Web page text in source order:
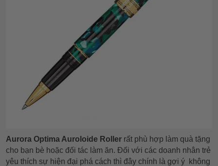
Aurora Optima Auroloide Roller rất phù hợp làm quà tặng
cho bạn bè hoặc đối tác làm ăn. Đối với các doanh nhân trẻ
yêu thích sự hiện đại phá cách thì đây chính là gợi ý không